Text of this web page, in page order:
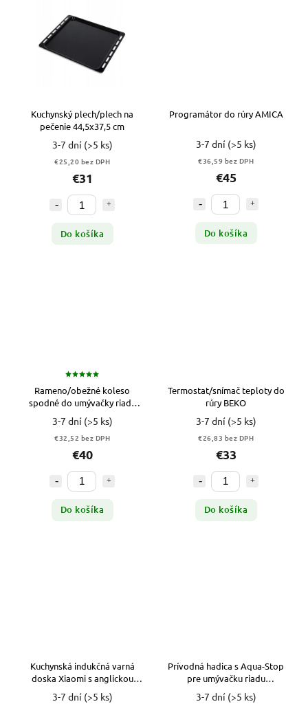
Kuchynský plech/plech na
pečenie 44,5x37,5 cm
3-7 dní (>5 ks)
€25,20 bez DPH
€31
Do košíka
Programátor do rúry AMICA
3-7 dní (>5 ks)
€36,59 bez DPH
€45
Do košíka
Rameno/obežné koleso
spodné do umývačky riadu
Candy HOOVER
3-7 dní (>5 ks)
€32,52 bez DPH
€40
Do košíka
Termostat/snímač teploty do
rúry BEKO
3-7 dní (>5 ks)
€26,83 bez DPH
€33
Do košíka
Kuchynská indukčná varná
doska Xiaomi s anglickou
koncovkou
3-7 dní (>5 ks)
Prívodná hadica s Aqua-Stop
pre umývačku riadu
Bosch/Siemens
3-7 dní (>5 ks)